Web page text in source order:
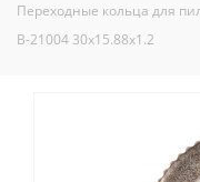
Переходные кольца для
B-21004 30x15.88x1.2